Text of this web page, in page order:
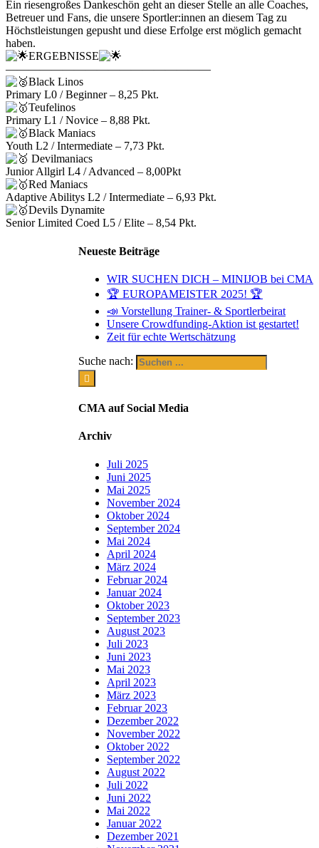
Ein riesengroßes Dankeschön geht an dieser Stelle an alle Coaches,
Betreuer und Fans, die unsere Sportler:innen an diesem Tag zu
Höchstleistungen gepusht und diese Erfolge erst möglich gemacht
haben.
ERGEBNISSE
——————————————————
Black Linos
Primary L0 / Beginner – 8,25 Pkt.
Teufelinos
Primary L1 / Novice – 8,88 Pkt.
Black Maniacs
Youth L2 / Intermediate – 7,73 Pkt.
Devilmaniacs
Junior Allgirl L4 / Advanced – 8,00Pkt
Red Maniacs
Adaptive Abilitys L2 / Intermediate – 6,93 Pkt.
Devils Dynamite
Senior Limited Coed L5 / Elite – 8,54 Pkt.
Neueste Beiträge
WIR SUCHEN DICH – MINIJOB bei CMA
🏆 EUROPAMEISTER 2025! 🏆
📣 Vorstellung Trainer- & Sportlerbeirat
Unsere Crowdfunding-Aktion ist gestartet!
Zeit für echte Wertschätzung
Suche nach:
CMA auf Social Media
Archiv
Juli 2025
Juni 2025
Mai 2025
November 2024
Oktober 2024
September 2024
Mai 2024
April 2024
März 2024
Februar 2024
Januar 2024
Oktober 2023
September 2023
August 2023
Juli 2023
Juni 2023
Mai 2023
April 2023
März 2023
Februar 2023
Dezember 2022
November 2022
Oktober 2022
September 2022
August 2022
Juli 2022
Juni 2022
Mai 2022
Januar 2022
Dezember 2021